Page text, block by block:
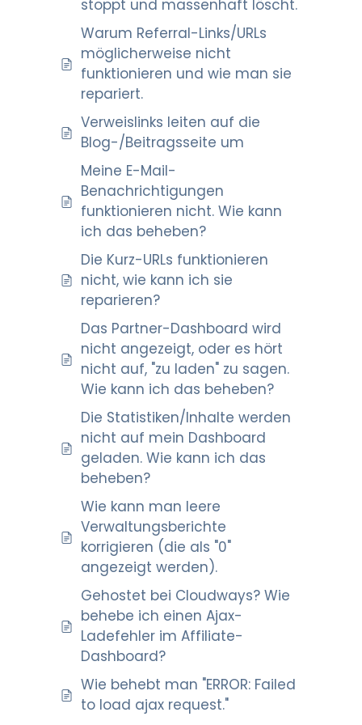
stoppt und massenhaft löscht.
Warum Referral-Links/URLs
möglicherweise nicht
funktionieren und wie man sie
repariert.
Verweislinks leiten auf die
Blog-/Beitragsseite um
Meine E-Mail-
Benachrichtigungen
funktionieren nicht. Wie kann
ich das beheben?
Die Kurz-URLs funktionieren
nicht, wie kann ich sie
reparieren?
Das Partner-Dashboard wird
nicht angezeigt, oder es hört
nicht auf, "zu laden" zu sagen.
Wie kann ich das beheben?
Die Statistiken/Inhalte werden
nicht auf mein Dashboard
geladen. Wie kann ich das
beheben?
Wie kann man leere
Verwaltungsberichte
korrigieren (die als "0"
angezeigt werden).
Gehostet bei Cloudways? Wie
behebe ich einen Ajax-
Ladefehler im Affiliate-
Dashboard?
Wie behebt man "ERROR: Failed
to load ajax request."